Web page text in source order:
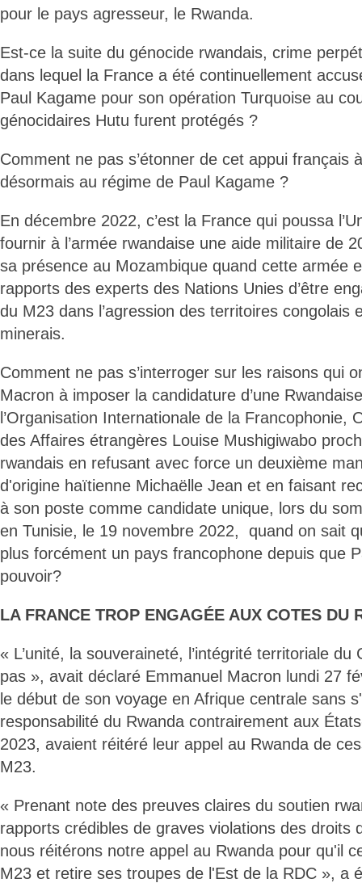
pour le pays agresseur, le Rwanda.
Est-ce la suite du génocide rwandais, crime
dans lequel la France a été continuellement
Paul Kagame pour son opération Turquoise au
génocidaires Hutu furent protégés ?
Comment ne pas s’étonner de cet appui français
désormais au régime de Paul Kagame ?
En décembre 2022, c’est la France qui poussa
fournir à l’armée rwandaise une aide militaire de
sa présence au Mozambique quand cette armée
rapports des experts des Nations Unies d’être
du M23 dans l’agression des territoires congolais
minerais.
Comment ne pas s’interroger sur les raisons qui
Macron à imposer la candidature d’une
l’Organisation Internationale de la Francophonie,
des Affaires étrangères Louise Mushigiwabo
rwandais en refusant avec force un deuxième
d'origine haïtienne Michaëlle Jean et en faisant
à son poste comme candidate unique, lors du
en Tunisie, le 19 novembre 2022, quand on sait
plus forcément un pays francophone depuis que
pouvoir?
LA FRANCE TROP ENGAGÉE AUX COTES DU
« L’unité, la souveraineté, l’intégrité territoriale
pas », avait déclaré Emmanuel Macron lundi 27
le début de son voyage en Afrique centrale sans
responsabilité du Rwanda contrairement aux
2023, avaient réitéré leur appel au Rwanda de
M23.
« Prenant note des preuves claires du soutien
rapports crédibles de graves violations des droits
nous réitérons notre appel au Rwanda pour qu'il
M23 et retire ses troupes de l'Est de la RDC », a